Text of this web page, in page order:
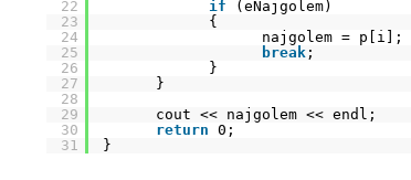
22
23
24
25
26
27
28
29
30
31
if
(eNajgolem)
{
najgolem = p[i];
break ;
}
}
cout << najgolem << endl;
return 0;
}